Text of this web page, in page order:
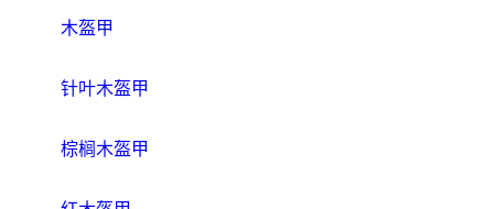
木盔甲
针叶木盔甲
棕榈木盔甲